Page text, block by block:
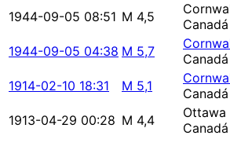
1944-09-05 08:51 M 4,5
Canadá
1944-09-05 04:38 M 5,7
Canadá
1914-02-10 18:31 M 5,1
Canadá
1913-04-29 00:28 M 4,4
Ottawa
Canadá